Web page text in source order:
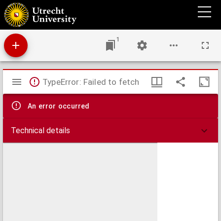
Themis : regtskundig tijdschrift : verzameling van bijdragen tot de kennis van het
publiek- en privaatrecht.
1
Mirador
viewer
TypeError: Failed to fetch
An error occurred
Technical details